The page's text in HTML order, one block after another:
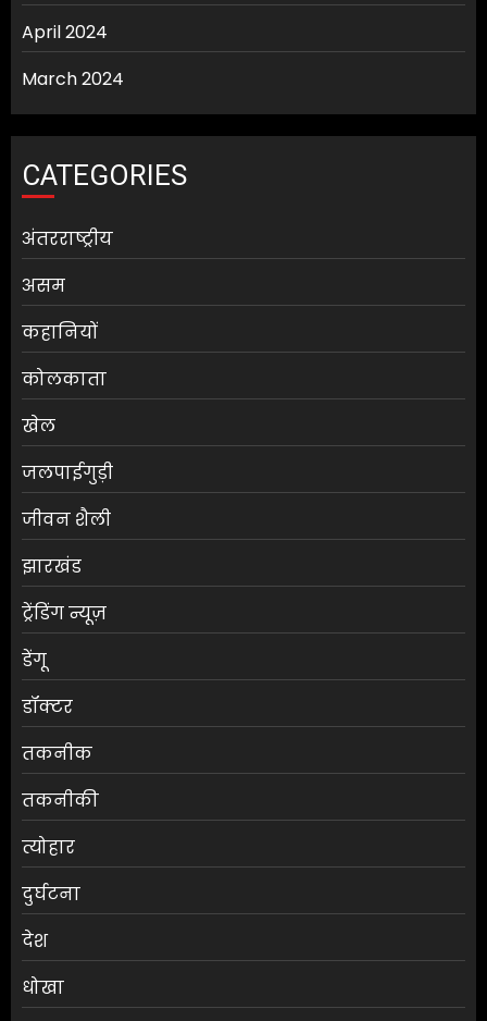
April 2024
March 2024
CATEGORIES
अंतरराष्ट्रीय
असम
कहानियों
कोलकाता
खेल
जलपाईगुड़ी
जीवन शैली
झारखंड
ट्रेंडिंग न्यूज़
डेंगू
डॉक्टर
तकनीक
तकनीकी
त्योहार
दुर्घटना
देश
धोखा